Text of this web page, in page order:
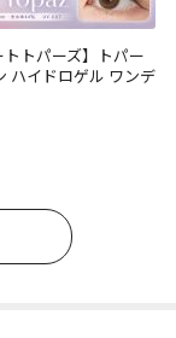
トトパーズ】トパー
ハイドロゲル ワンデ